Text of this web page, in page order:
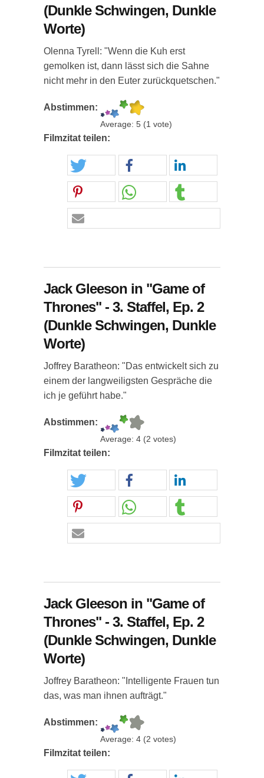
(Dunkle Schwingen, Dunkle
Worte)
Olenna Tyrell: "Wenn die Kuh erst
gemolken ist, dann lässt sich die Sahne
nicht mehr in den Euter zurückquetschen."
Abstimmen:
Average: 5 (1 vote)
Filmzitat teilen:
Jack Gleeson in "Game of
Thrones" - 3. Staffel, Ep. 2
(Dunkle Schwingen, Dunkle
Worte)
Joffrey Baratheon: "Das entwickelt sich zu
einem der langweiligsten Gespräche die
ich je geführt habe."
Abstimmen:
Average: 4 (2 votes)
Filmzitat teilen:
Jack Gleeson in "Game of
Thrones" - 3. Staffel, Ep. 2
(Dunkle Schwingen, Dunkle
Worte)
Joffrey Baratheon: "Intelligente Frauen tun
das, was man ihnen aufträgt."
Abstimmen:
Average: 4 (2 votes)
Filmzitat teilen: